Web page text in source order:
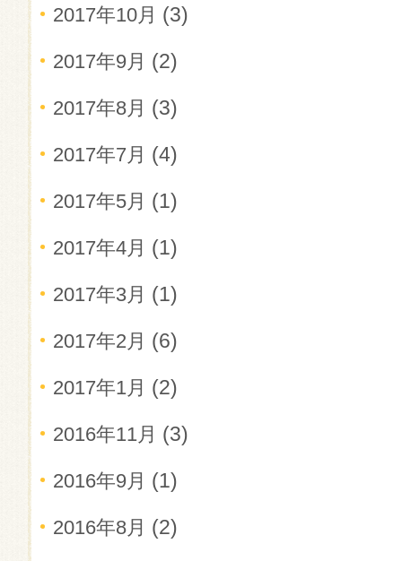
2017年10月 (3)
2017年9月 (2)
2017年8月 (3)
2017年7月 (4)
2017年5月 (1)
2017年4月 (1)
2017年3月 (1)
2017年2月 (6)
2017年1月 (2)
2016年11月 (3)
2016年9月 (1)
2016年8月 (2)